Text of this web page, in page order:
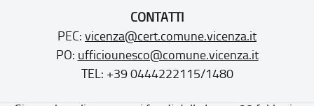
CONTATTI
PEC: vicenza@cert.comune.vicenza.it
PO: ufficiounesco@comune.vicenza.it
TEL: +39 0444222115/1480